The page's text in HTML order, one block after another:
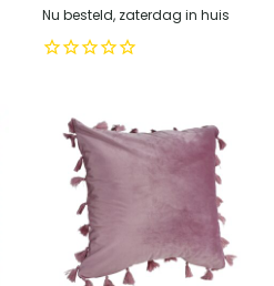
Nu besteld, zaterdag in huis